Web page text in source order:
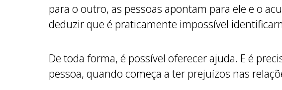
para o outro, as pessoas apontam para ele e o
deduzir que é praticamente impossível
De toda forma, é possível oferecer ajuda. E é
pessoa, quando começa a ter prejuízos nas